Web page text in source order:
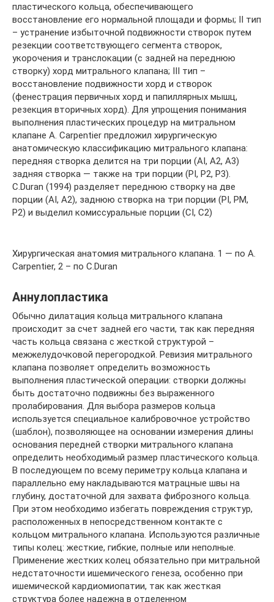
пластического кольца, обеспечивающего
восстановление его нормальной площади и формы; II тип
– устранение избыточной подвижности створок путем
резекции соответствующего сегмента створок,
укорочения и транслокации (с задней на переднюю
створку) хорд митрального клапана; III тип –
восстановление подвижности хорд и створок
(фенестрация первичных хорд и папиллярных мышц,
резекция вторичных хорд). Для упрощения понимания
выполнения пластических процедур на митральном
клапане A. Carpentier предложил хирургическую
анатомическую классификацию митрального клапана:
передняя створка делится на три порции (АI, A2, A3)
задняя створка — также на три порции (РI, Р2, Р3).
С.Duran (1994) разделяет переднюю створку на две
порции (АI, A2), заднюю створка на три порции (РI, РМ,
Р2) и выделил комиссуральные порции (CI, C2)
Хирургическая анатомия митрального клапана. 1 — по A.
Carpentier, 2 – по С.Duran
Аннулопластика
Обычно дилатация кольца митрального клапана
происходит за счет задней его части, так как передняя
часть кольца связана с жесткой структурой –
межжелудочковой перегородкой. Ревизия митрального
клапана позволяет определить возможность
выполнения пластической операции: створки должны
быть достаточно подвижны без выраженного
пролабирования. Для выбора размеров кольца
используется специальное калибровочное устройство
(шаблон), позволяющее на основании измерения длины
основания передней створки митрального клапана
определить необходимый размер пластического кольца.
В последующем по всему периметру кольца клапана и
параллельно ему накладываются матрацные швы на
глубину, достаточной для захвата фиброзного кольца.
При этом необходимо избегать повреждения структур,
расположенных в непосредственном контакте с
кольцом митрального клапана. Используются различные
типы колец: жесткие, гибкие, полные или неполные.
Применение жестких колец обязательно при митральной
недстаточности ишемического генеза, особенно при
ишемической кардиомиопатии, так как жесткая
структура более надежна в отделенном